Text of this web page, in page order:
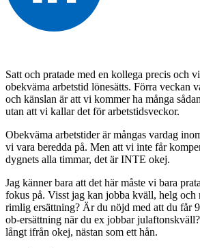
Satt och pratade med en kollega precis och
obekväma arbetstid lönesätts. Förra veckan
och känslan är att vi kommer ha många
utan att vi kallar det för arbetstidsveckor.
Obekväma arbetstider är mångas vardag
vi vara beredda på. Men att vi inte får
dygnets alla timmar, det är INTE okej.
Jag känner bara att det här måste vi bara
fokus på. Visst jag kan jobba kväll, helg och
rimlig ersättning? Är du nöjd med att du får
ob-ersättning när du ex jobbar
långt ifrån okej, nästan som ett hån.